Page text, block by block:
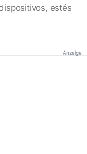
estés
Anzeige